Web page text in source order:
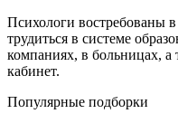
Психологи востребованы
трудиться в системе
компаниях, в больницах,
кабинет.
Популярные подборки